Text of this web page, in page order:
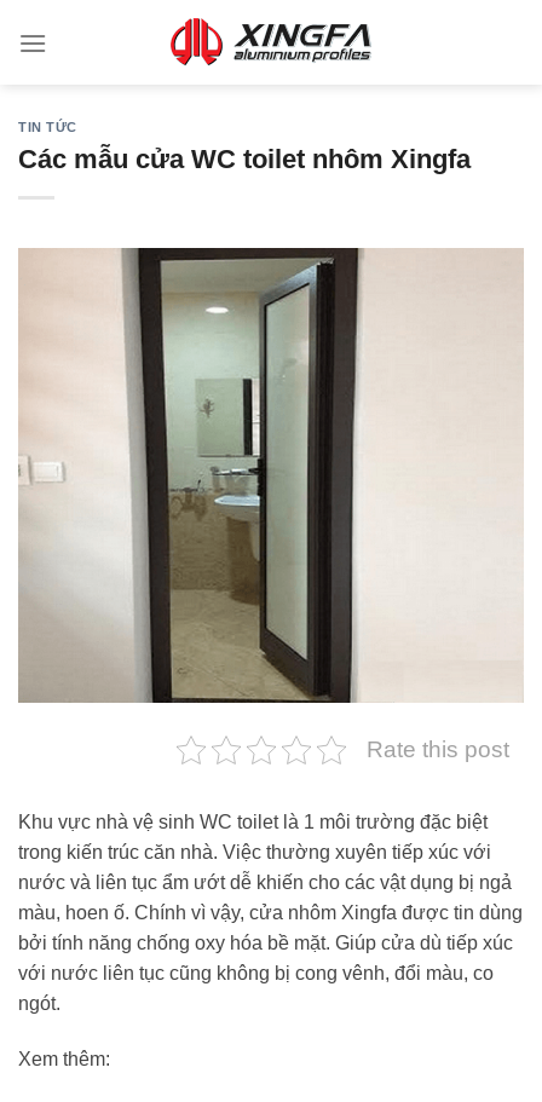
TIN TỨC
Các mẫu cửa WC toilet nhôm Xingfa
Rate this post
Khu vực nhà vệ sinh WC toilet là 1 môi trường đặc biệt
trong kiến trúc căn nhà. Việc thường xuyên tiếp xúc với
nước và liên tục ẩm ướt dễ khiến cho các vật dụng bị ngả
màu, hoen ố. Chính vì vậy, cửa nhôm Xingfa được tin dùng
bởi tính năng chống oxy hóa bề mặt. Giúp cửa dù tiếp xúc
với nước liên tục cũng không bị cong vênh, đổi màu, co
ngót.
Xem thêm: